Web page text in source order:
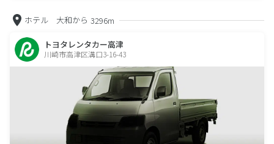
ホテル 大和から 3296m
トヨタレンタカー高津
川崎市高津区溝口3-16-43